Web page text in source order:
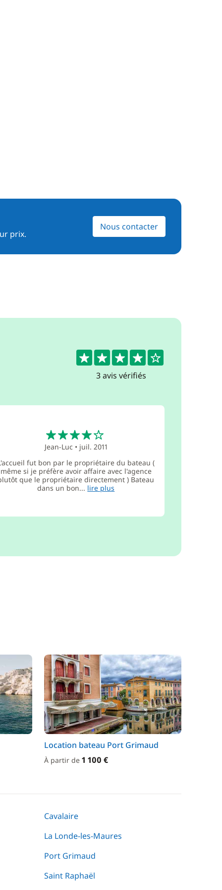
prix.
Nous contacter
4.3
3 avis vérifiés
Jean-Luc • juil. 2011
fut bon par le propriétaire du bateau (
même si je préfère avoir affaire avec l'agence
que le propriétaire directement ) Bateau
dans un bon... lire plus
Location bateau Port Grimaud
À partir de 1 100 €
Cavalaire
La Londe-les-Maures
Port Grimaud
Saint Raphaël